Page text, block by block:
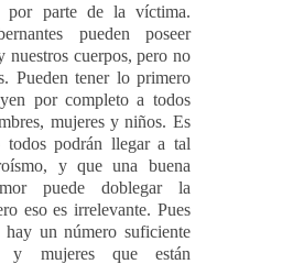
por parte de la víctima.
pueden poseer
nuestros cuerpos, pero no
Pueden tener lo primero
por completo a todos
mujeres y niños. Es
todos podrán llegar a tal
y que una buena
puede doblegar la
eso es irrelevante. Pues
un número suficiente
y mujeres que están